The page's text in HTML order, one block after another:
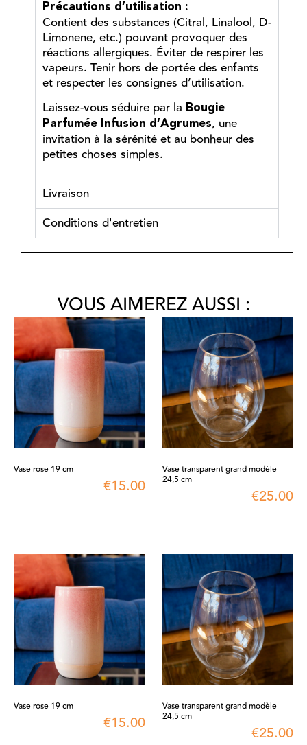
Précautions d’utilisation :
Contient des substances (Citral, Linalool, D-
Limonene, etc.) pouvant provoquer des
réactions allergiques. Éviter de respirer les
vapeurs. Tenir hors de portée des enfants
et respecter les consignes d’utilisation.
Laissez-vous séduire par la Bougie
Parfumée Infusion d’Agrumes, une
invitation à la sérénité et au bonheur des
petites choses simples.
Livraison
Conditions d'entretien
VOUS AIMEREZ AUSSI :
Vase rose 19 cm
€15.00
Vase transparent grand modèle –
24,5 cm
€25.00
Vase rose 19 cm
€15.00
Vase transparent grand modèle –
24,5 cm
€25.00